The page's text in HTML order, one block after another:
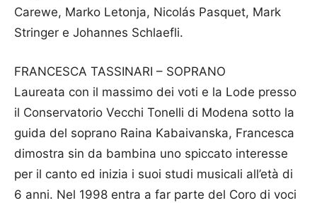
Carewe, Marko Letonja, Nicolás Pasquet, Mark
Stringer e Johannes Schlaefli.
FRANCESCA TASSINARI – SOPRANO
Laureata con il massimo dei voti e la Lode presso
il Conservatorio Vecchi Tonelli di Modena sotto la
guida del soprano Raina Kabaivanska, Francesca
dimostra sin da bambina uno spiccato interesse
per il canto ed inizia i suoi studi musicali all’età di
6 anni. Nel 1998 entra a far parte del Coro di voci